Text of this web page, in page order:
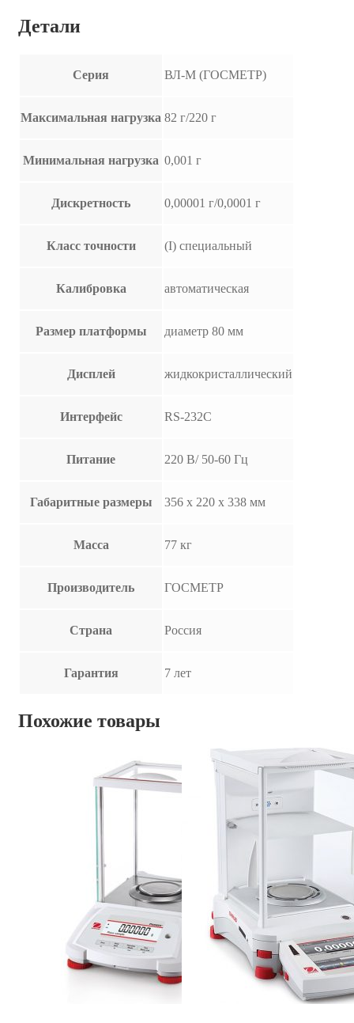
Детали
Серия ВЛ-М (ГОСМЕТР)
Максимальная нагрузка 82 г/220 г
Минимальная нагрузка 0,001 г
Дискретность 0,00001 г/0,0001 г
Класс точности (I) специальный
Калибровка автоматическая
Размер платформы диаметр 80 мм
Дисплей жидкокристаллический
Интерфейс RS-232C
Питание 220 В/ 50-60 Гц
Габаритные размеры 356 х 220 х 338 мм
Масса 77 кг
Производитель ГОСМЕТР
Страна Россия
Гарантия 7 лет
Похожие товары